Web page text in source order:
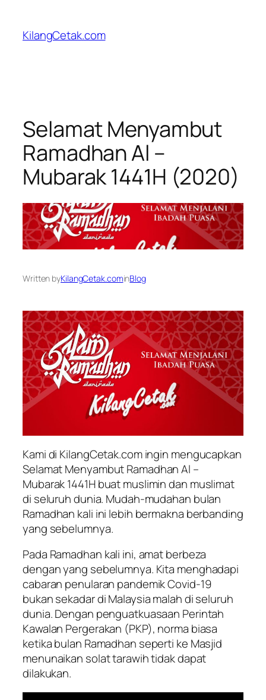
content
KilangCetak.com
Selamat Menyambut
Ramadhan Al –
Mubarak 1441H (2020)
Written byKilangCetak.cominBlog
Kami di KilangCetak.com ingin mengucapkan
Selamat Menyambut Ramadhan Al –
Mubarak 1441H buat muslimin dan muslimat
di seluruh dunia. Mudah-mudahan bulan
Ramadhan kali ini lebih bermakna berbanding
yang sebelumnya.
Pada Ramadhan kali ini, amat berbeza
dengan yang sebelumnya. Kita menghadapi
cabaran penularan pandemik Covid-19
bukan sekadar di Malaysia malah di seluruh
dunia. Dengan penguatkuasaan Perintah
Kawalan Pergerakan (PKP), norma biasa
ketika bulan Ramadhan seperti ke Masjid
menunaikan solat tarawih tidak dapat
dilakukan.